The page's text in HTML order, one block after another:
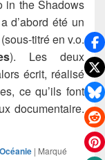
in the Shadows
d’abord été un
titré en v.o.
). Les deux
écrit, réalisé
ce qu’ils font
documentaire.
intimité (What We
| Marqué